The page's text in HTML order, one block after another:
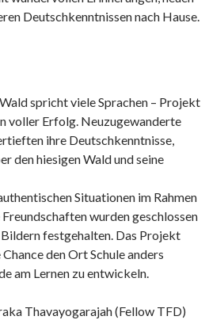
Deutschkenntnissen nach Hause.
spricht viele Sprachen – Projekt
voller Erfolg. Neuzugewanderte
ihre Deutschkenntnisse,
den hiesigen Wald und seine
Situationen im Rahmen
wurden geschlossen
festgehalten. Das Projekt
den Ort Schule anders
am Lernen zu entwickeln.
Thavayogarajah (Fellow TFD)